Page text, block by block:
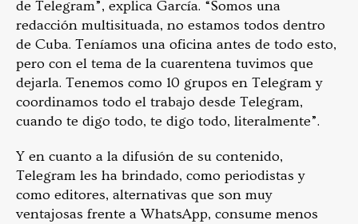
de Telegram”, explica García. “Somos una
redacción multisituada, no estamos todos dentro
de Cuba. Teníamos una oficina antes de todo esto,
pero con el tema de la cuarentena tuvimos que
dejarla. Tenemos como 10 grupos en Telegram y
coordinamos todo el trabajo desde Telegram,
cuando te digo todo, te digo todo, literalmente”.
Y en cuanto a la difusión de su contenido,
Telegram les ha brindado, como periodistas y
como editores, alternativas que son muy
ventajosas frente a WhatsApp, consume menos